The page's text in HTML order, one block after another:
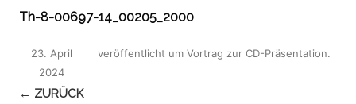
Th-8-00697-14_00205_2000
veröffentlicht
23. April
2024
um Vortrag zur CD-Präsentation.
← ZURÜCK